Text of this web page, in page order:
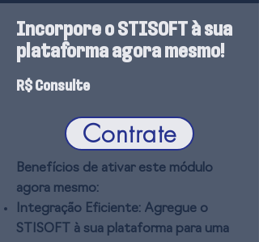
Incorpore o STISOFT à sua
plataforma agora mesmo!
R$ Consulte
Contrate
Benefícios de ativar este módulo
agora mesmo:
Integração Eficiente: Agregue o
STISOFT à sua plataforma para uma